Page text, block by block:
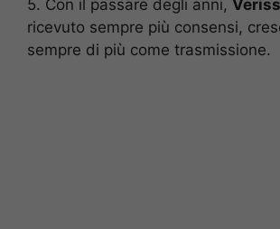
5. Con il passare degli anni,
ricevuto sempre più consensi,
sempre di più come trasmissione.